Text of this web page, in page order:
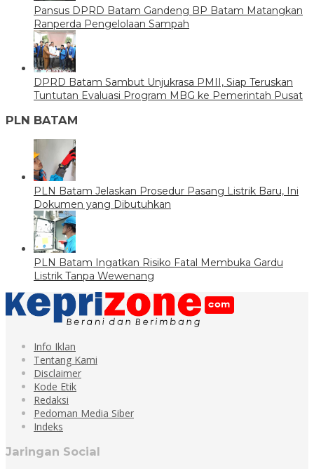
Pansus DPRD Batam Gandeng BP Batam Matangkan
Ranperda Pengelolaan Sampah
DPRD Batam Sambut Unjukrasa PMII, Siap Teruskan
Tuntutan Evaluasi Program MBG ke Pemerintah Pusat
PLN BATAM
PLN Batam Jelaskan Prosedur Pasang Listrik Baru, Ini
Dokumen yang Dibutuhkan
PLN Batam Ingatkan Risiko Fatal Membuka Gardu
Listrik Tanpa Wewenang
Info Iklan
Tentang Kami
Disclaimer
Kode Etik
Redaksi
Pedoman Media Siber
Indeks
Jaringan Social